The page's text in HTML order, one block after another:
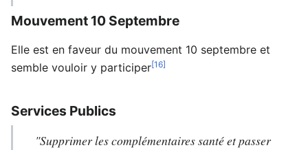
Mouvement 10 Septembre
Elle est en faveur du mouvement 10 septembre et
semble vouloir y participer[16]
Services Publics
"Supprimer les complémentaires santé et passer